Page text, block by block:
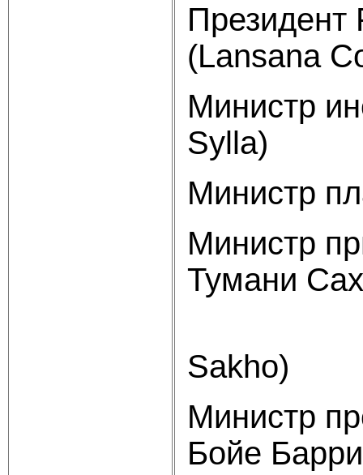
Президент
(Lansana
Министр
Sylla)
Министр
Министр
Тумани
Sakho)
Министр
Бойе Барри